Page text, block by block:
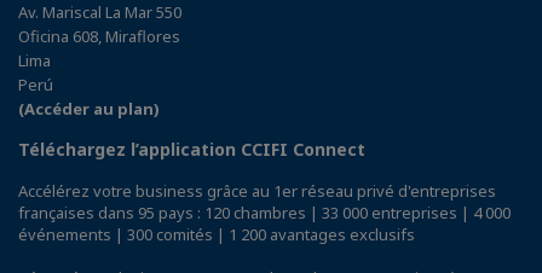
Av. Mariscal La Mar 550
Oficina 608, Miraflores
Lima
Perú
(Accéder au plan)
Téléchargez l’application CCIFI Connect
Accélérez votre business grâce au 1er réseau privé d'entreprises
françaises dans 95 pays : 120 chambres | 33 000 entreprises | 4 000
événements | 300 comités | 1 200 avantages exclusifs